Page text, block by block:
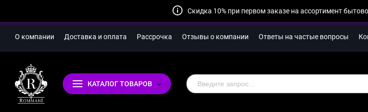
Скидка 10% при первом заказе на ассортимент
О компании Доставка и оплата Рассрочка Отзывы о компании Ответы на частые вопросы
КАТАЛОГ ТОВАРОВ